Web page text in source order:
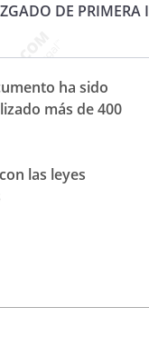
ha sido
más de 400
las leyes
DE PRIMERA
y
, ante